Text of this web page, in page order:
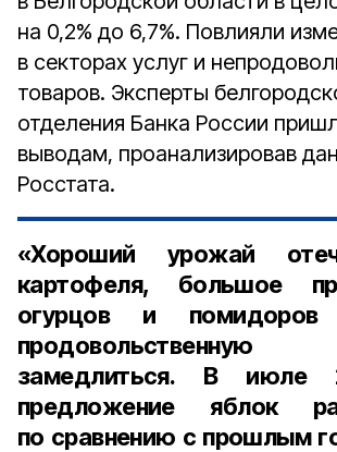
на 0,2% до 6,7%. Повлияли
в секторах услуг и
товаров. Эксперты
отделения Банка России
выводам, проанализировав
Росстата.
«Хороший урожай
картофеля, большое
огурцов и помидоров
продовольственную
замедлиться. В июле
предложение яблок
по сравнению с прошлым